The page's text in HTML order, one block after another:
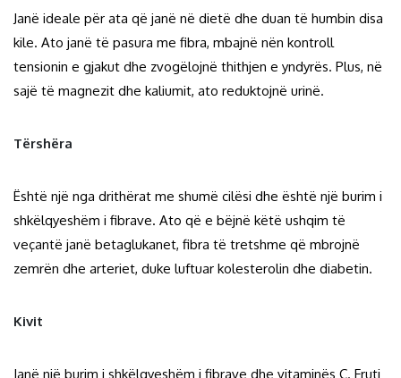
Janë ideale për ata që janë në dietë dhe duan të humbin disa
kile. Ato janë të pasura me fibra, mbajnë nën kontroll
tensionin e gjakut dhe zvogëlojnë thithjen e yndyrës. Plus, në
sajë të magnezit dhe kaliumit, ato reduktojnë urinë.
Tërshëra
Është një nga drithërat me shumë cilësi dhe është një burim i
shkëlqyeshëm i fibrave. Ato që e bëjnë këtë ushqim të
veçantë janë betaglukanet, fibra të tretshme që mbrojnë
zemrën dhe arteriet, duke luftuar kolesterolin dhe diabetin.
Kivit
Janë një burim i shkëlqyeshëm i fibrave dhe vitaminës C. Fruti